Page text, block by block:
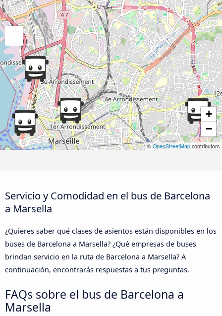
+
−
©OpenStreetMapcontributors
Servicio y Comodidad en el bus de Barcelona
a Marsella
¿Quieres saber qué clases de asientos están disponibles en los
buses de Barcelona a Marsella? ¿Qué empresas de buses
brindan servicio en la ruta de Barcelona a Marsella? A
continuación, encontrarás respuestas a tus preguntas.
FAQs sobre el bus de Barcelona a
Marsella